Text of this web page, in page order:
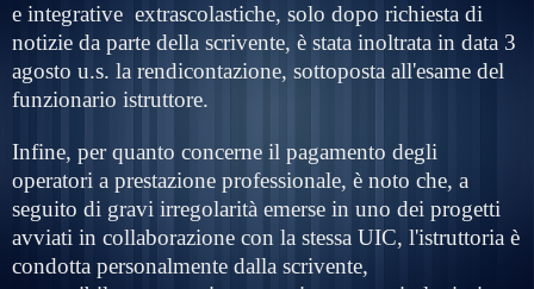
e integrative extrascolastiche, solo dopo richiesta di
notizie da parte della scrivente, è stata inoltrata in data 3
agosto u.s. la rendicontazione, sottoposta all'esame del
funzionario istruttore.
Infine, per quanto concerne il pagamento degli
operatori a prestazione professionale, è noto che, a
seguito di gravi irregolarità emerse in uno dei progetti
avviati in collaborazione con la stessa UIC, l'istruttoria è
condotta personalmente dalla scrivente,